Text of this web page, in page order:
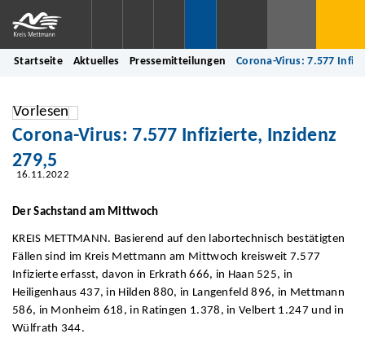
Startseite Aktuelles Pressemitteilungen Corona-Virus: 7.577
Vorlesen
Corona-Virus: 7.577 Infizierte, Inzidenz
279,5
16.11.2022
Der Sachstand am Mittwoch
KREIS METTMANN. Basierend auf den labortechnisch bestätigten
Fällen sind im Kreis Mettmann am Mittwoch kreisweit 7.577
Infizierte erfasst, davon in Erkrath 666, in Haan 525, in
Heiligenhaus 437, in Hilden 880, in Langenfeld 896, in Mettmann
586, in Monheim 618, in Ratingen 1.378, in Velbert 1.247 und in
Wülfrath 344.